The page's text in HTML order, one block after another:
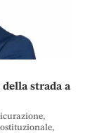
strada a
,
,